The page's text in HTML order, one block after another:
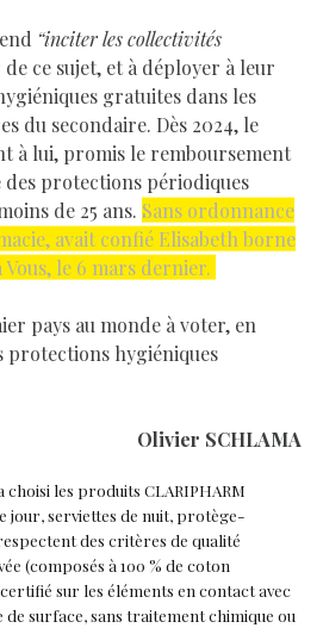
“inciter les collectivités
ce sujet, et à déployer à leur
gratuites dans les
du secondaire. Dès 2024, le
à lui, promis le remboursement
des protections périodiques
de 25 ans. Sans ordonnance
avait confié Elisabeth borne
Vous, le 6 mars dernier.
pays au monde à voter, en
protections hygiéniques
Olivier SCHLAMA
choisi les produits CLARIPHARM
jour, serviettes de nuit, protège-
des critères de qualité
(composés à 100 % de coton
sur les éléments en contact avec
de surface, sans traitement chimique ou